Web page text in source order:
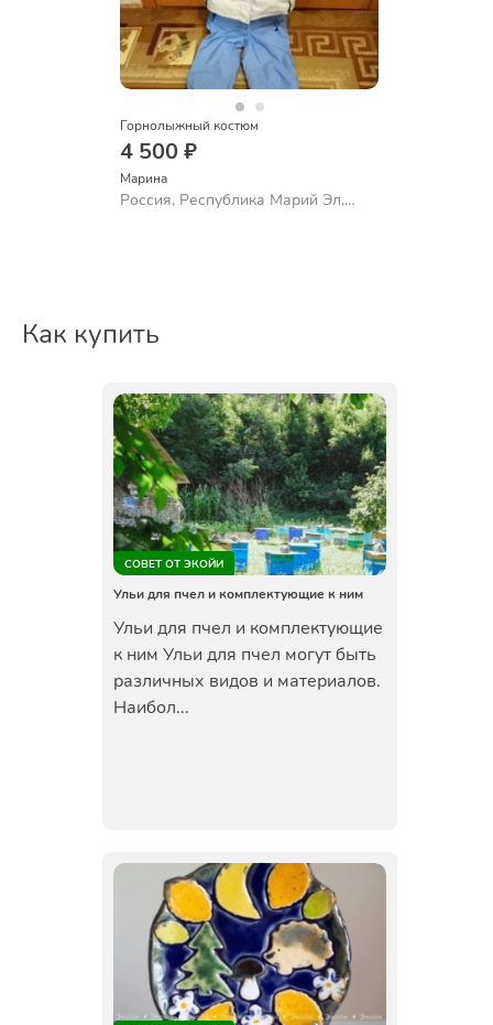
Горнолыжный костюм
4 500 ₽
Марина
Россия, Республика Марий Эл,
Как купить
СОВЕТ ОТ ЭКОЙИ
Ульи для пчел и комплектующие к ним
Ульи для пчел и комплектующие
к ним Ульи для пчел могут быть
различных видов и материалов.
Наибол...